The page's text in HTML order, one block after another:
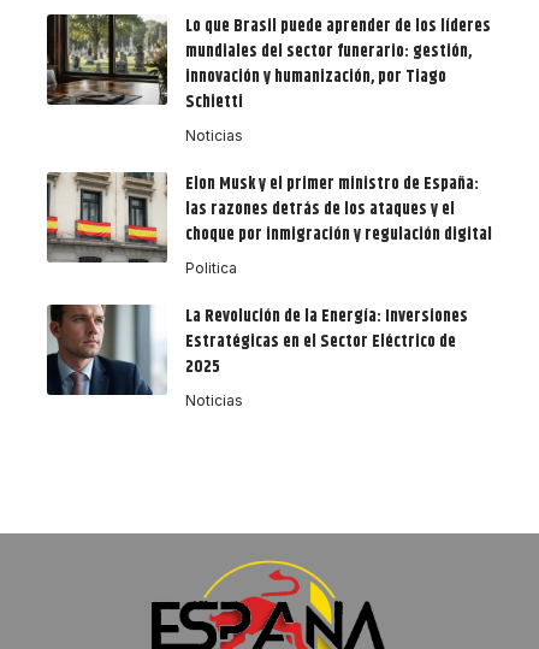
Lo que Brasil puede aprender de los líderes
mundiales del sector funerario: gestión,
innovación y humanización, por Tiago
Schietti
Noticias
Elon Musk y el primer ministro de España:
las razones detrás de los ataques y el
choque por inmigración y regulación digital
Politica
La Revolución de la Energía: Inversiones
Estratégicas en el Sector Eléctrico de
2025
Noticias